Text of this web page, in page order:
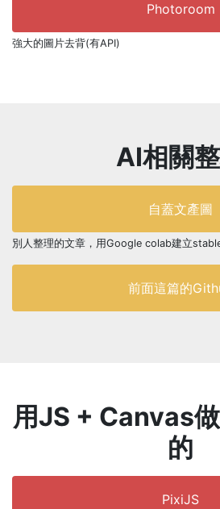
Photoroom
強大的圖片去背(有API)
AI相關
自蓋文產圖
別人整理的文章，用Google colab建立
前面這篇的
用JS + Canvas
的
PixiJS